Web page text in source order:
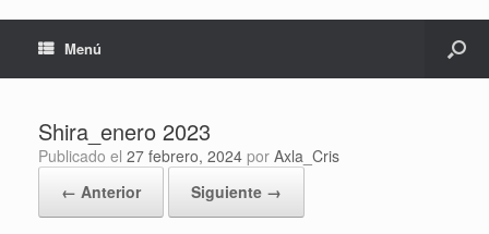
Menú
Shira_enero 2023
Publicado el 27 febrero, 2024 por Axla_Cris
← Anterior
Siguiente →